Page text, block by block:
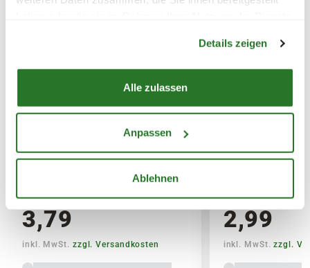
Details zeigen
Alle zulassen
Anpassen
Ablehnen
BLUMEN RISSE Bio-
3,79
inkl. MwSt. zzgl. Versandkosten
BLUMEN
2,99
inkl. MwSt.zzgl.